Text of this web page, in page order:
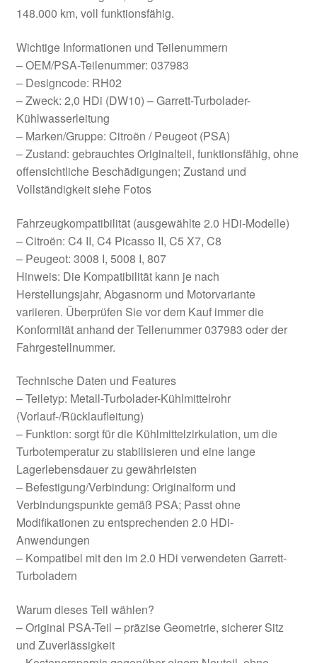
148.000 km, voll funktionsfähig.
Wichtige Informationen und Teilenummern
– OEM/PSA-Teilenummer: 037983
– Designcode: RH02
– Zweck: 2,0 HDi (DW10) – Garrett-Turbolader-
Kühlwasserleitung
– Marken/Gruppe: Citroën / Peugeot (PSA)
– Zustand: gebrauchtes Originalteil, funktionsfähig, ohne
offensichtliche Beschädigungen; Zustand und
Vollständigkeit siehe Fotos
Fahrzeugkompatibilität (ausgewählte 2.0 HDi-Modelle)
– Citroën: C4 II, C4 Picasso II, C5 X7, C8
– Peugeot: 3008 I, 5008 I, 807
Hinweis: Die Kompatibilität kann je nach
Herstellungsjahr, Abgasnorm und Motorvariante
variieren. Überprüfen Sie vor dem Kauf immer die
Konformität anhand der Teilenummer 037983 oder der
Fahrgestellnummer.
Technische Daten und Features
– Teiletyp: Metall-Turbolader-Kühlmittelrohr
(Vorlauf-/Rücklaufleitung)
– Funktion: sorgt für die Kühlmittelzirkulation, um die
Turbotemperatur zu stabilisieren und eine lange
Lagerlebensdauer zu gewährleisten
– Befestigung/Verbindung: Originalform und
Verbindungspunkte gemäß PSA; Passt ohne
Modifikationen zu entsprechenden 2.0 HDi-
Anwendungen
– Kompatibel mit den im 2.0 HDi verwendeten Garrett-
Turboladern
Warum dieses Teil wählen?
– Original PSA-Teil – präzise Geometrie, sicherer Sitz
und Zuverlässigkeit